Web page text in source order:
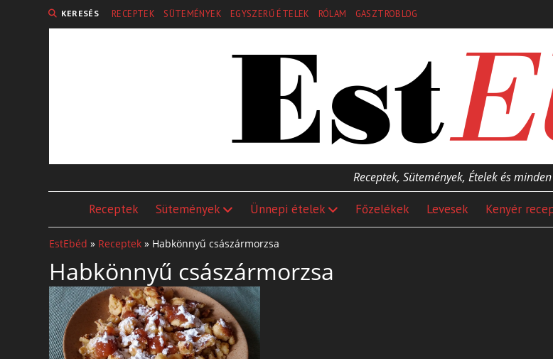
KERESÉS RECEPTEK SÜTEMÉNYEK EGYSZERŰ ÉTELEK RÓLAM GASZTROBLOG
Receptek, Sütemények, Ételek és
Receptek Sütemények Ünnepi ételek Főzelékek Levesek Kenyér
EstEbéd » Receptek» Habkönnyű császármorzsa
Habkönnyű császármorzsa